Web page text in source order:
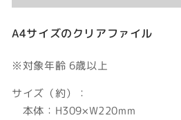
A4サイズのクリアファイル
※対象年齢 6歳以上
サイズ（約）：
本体：H309×W220mm